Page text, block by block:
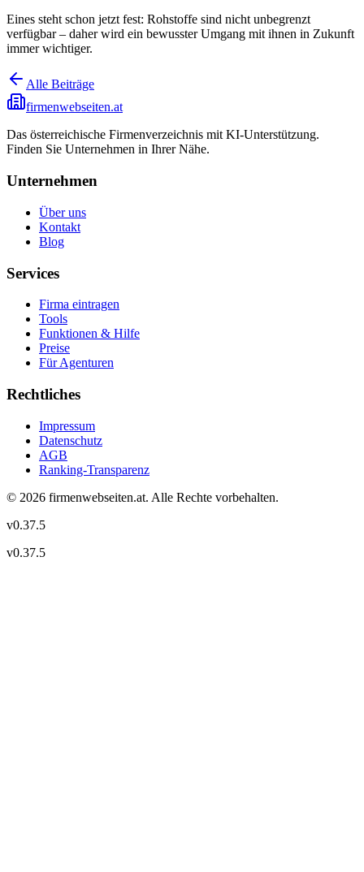
Eines steht schon jetzt fest: Rohstoffe sind nicht unbegrenzt
verfügbar – daher wird ein bewusster Umgang mit ihnen in Zukunft
immer wichtiger.
Alle Beiträge
firmenwebseiten.at
Das österreichische Firmenverzeichnis mit KI-Unterstützung.
Finden Sie Unternehmen in Ihrer Nähe.
Unternehmen
Über uns
Kontakt
Blog
Services
Firma eintragen
Tools
Funktionen & Hilfe
Preise
Für Agenturen
Rechtliches
Impressum
Datenschutz
AGB
Ranking-Transparenz
© 2026 firmenwebseiten.at. Alle Rechte vorbehalten.
v0.37.5
v0.37.5